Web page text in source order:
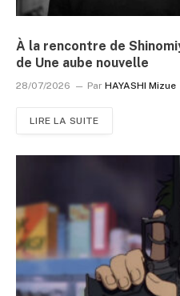
À la rencontre de
de Une aube nouvelle
28/07/2026 Par HAYASHI Mizue
LIRE LA SUITE